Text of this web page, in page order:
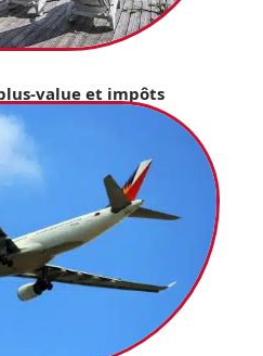
value et impôts